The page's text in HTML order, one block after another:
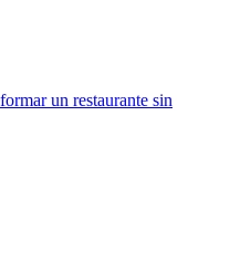
un restaurante sin